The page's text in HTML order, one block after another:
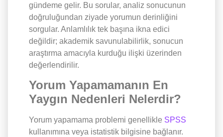
gündeme gelir. Bu sorular, analiz sonucunun
doğruluğundan ziyade yorumun derinliğini
sorgular. Anlamlılık tek başına ikna edici
değildir; akademik savunulabilirlik, sonucun
araştırma amacıyla kurduğu ilişki üzerinden
değerlendirilir.
Yorum Yapamamanın En
Yaygın Nedenleri Nelerdir?
Yorum yapamama problemi genellikle SPSS
kullanımına veya istatistik bilgisine bağlanır.